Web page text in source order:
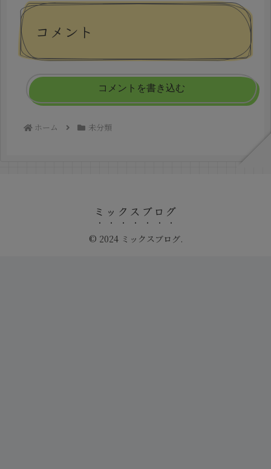
コメント
コメントを書き込む
ホーム 未分類
ミックスブログ
© 2024 ミックスブログ.